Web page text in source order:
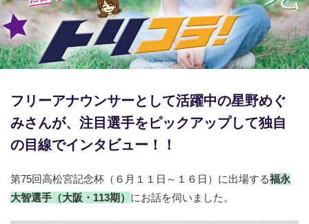
ご意見をお聞かせください
お問い合わせ
車券は20歳になってから・のめり込む不安のある方のご相
フリーアナウンサーとして活躍中の星野めぐ
みさんが、注目選手をピックアップして独自
の目線でインタビュー！！
第75回高松宮記念杯（６月１１日～１６日）に出場する福永
大智選手 （大阪・113期 ） にお話を伺いました。